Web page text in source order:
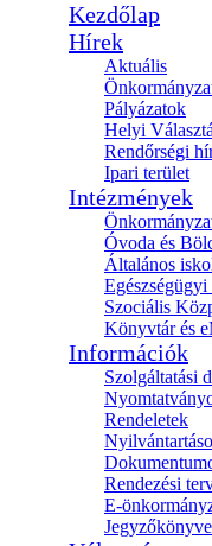
Kezdőlap
Hírek
Aktuális
Pályázatok
Helyi
Rendőrségi
Ipari terület
Intézmények
Óvoda és
Általános
Szociális
Könyvtár és
Információk
Szolgáltatási
Rendeletek
Rendezési
E-